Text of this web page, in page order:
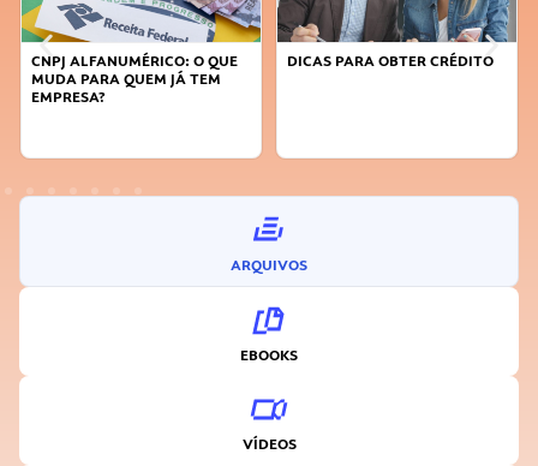
QUE
DICAS PARA OBTER CRÉDITO
FAÇA A DIFERENÇA: SEJA
ARQUIVOS
EBOOKS
VÍDEOS